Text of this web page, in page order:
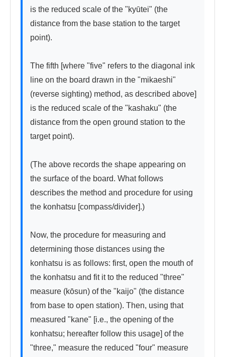
is the reduced scale of the "kyūtei" (the
distance from the base station to the target
point).
The fifth [where "five" refers to the diagonal ink
line on the board drawn in the "mikaeshi"
(reverse sighting) method, as described above]
is the reduced scale of the "kashaku" (the
distance from the open ground station to the
target point).
(The above records the shape appearing on
the surface of the board. What follows
describes the method and procedure for using
the konhatsu [compass/divider].)
Now, the procedure for measuring and
determining those distances using the
konhatsu is as follows: first, open the mouth of
the konhatsu and fit it to the reduced "three"
measure (kōsun) of the "kaijo" (the distance
from base to open station). Then, using that
measured "kane" [i.e., the opening of the
konhatsu; hereafter follow this usage] of the
"three," measure the reduced "four" measure